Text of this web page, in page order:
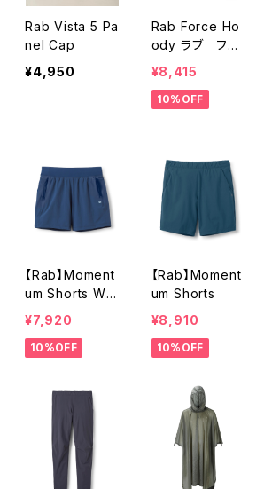
Rab Vista 5 Pa
nel Cap
¥4,950
Rab Force Ho
ody ラブ フォ
ースフーディー
（メンズ）
¥8,415
10%OFF
【Rab】Moment
um Shorts Wm
ns
¥7,920
10%OFF
【Rab】Moment
um Shorts
¥8,910
10%OFF